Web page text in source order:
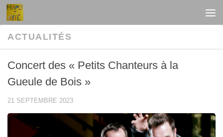
Au dessous du contenu
ACTUALITÉS
Concert des « Petits Chanteurs à la
Gueule de Bois »
21 SEPTEMBRE 2023